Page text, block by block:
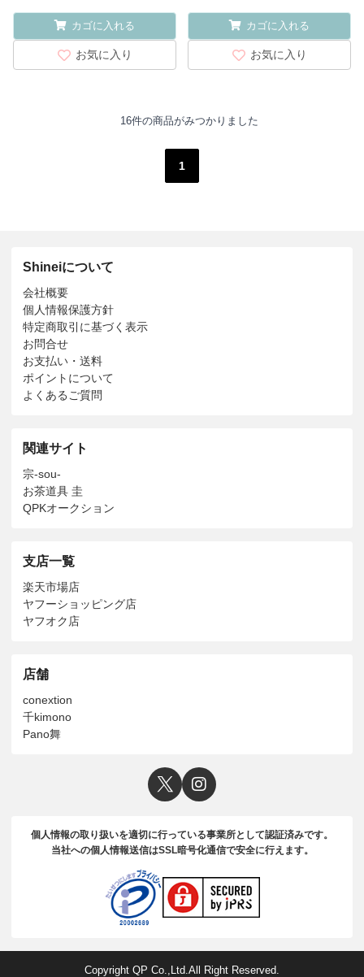
カゴに入れる
お気に入り
カゴに入れる
お気に入り
16件の商品がみつかりました
1
Shineiについて
会社概要
個人情報保護方針
特定商取引に基づく表示
お問合せ
お支払い・送料
ポイントについて
よくあるご質問
関連サイト
宗-sou-
お茶道具 圭
QPKオークション
支店一覧
楽天市場店
ヤフーショッピング店
ヤフオク店
店舗
conextion
千kimono
Pano舞
個人情報の取り扱いを適切に行っている事業所として認証済みです。
当社への個人情報送信はSSL暗号化通信で安全に行えます。
Copyright QP Co.,Ltd.All Right Reserved.